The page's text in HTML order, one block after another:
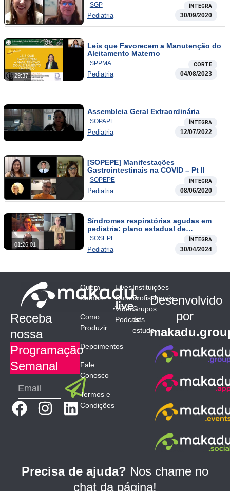
SGP ÍNTEGRA
Pediatria 30/09/2020
29:37
Leis que Favorecem a Manutenção do
Aleitamento Materno
SPPMA CORTE
Pediatria 04/08/2023
Assembleia Geral Extraordinária
SOPAPE ÍNTEGRA
Pediatria 12/07/2022
[SOPEPE] Manifestações
Gastrointestinais na COVID – Pt II
SOPEPE ÍNTEGRA
Pediatria 08/06/2020
01:26:01
Síndromes respiratórias agudas em
pediatria: plano estadual de
enfrentamento, diagnóstico baseado
em sintomas e manejo da SRAG
SOSEPE ÍNTEGRA
Pediatria 30/04/2024
Receba
nossa
Programação
Semanal
Submit
F
b
I
a
L
e
d
Quem
Somos
Como
Produzir
Depoimentos
Fale
Conosco
Termos e
Condições
Lives
Cursos
Vídeos
Podcasts
Instituições
Profissionais
Grupos
de
estudo
Desenvolvido
por
Precisa de ajuda? Nos chame no
chat da página!